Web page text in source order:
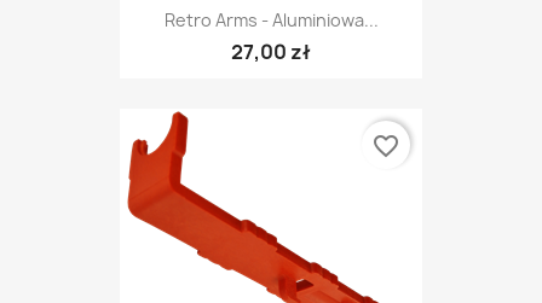
Retro Arms - Aluminiowa...
27,00 zł
favorite_border